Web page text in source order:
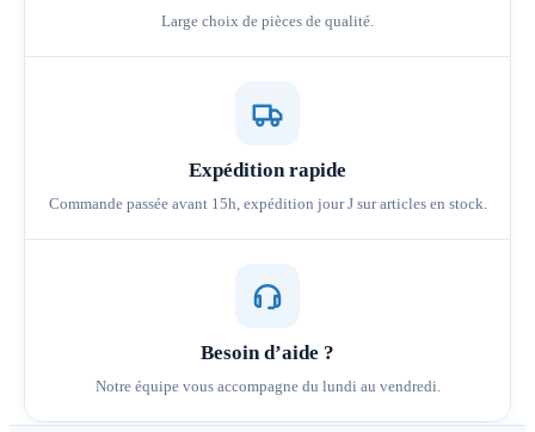
Large choix de pièces de qualité.
Expédition rapide
Commande passée avant 15h, expédition jour J sur articles en stock.
Besoin d’aide ?
Notre équipe vous accompagne du lundi au vendredi.